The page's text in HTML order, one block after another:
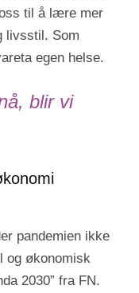
til å lære mer
livsstil. Som
egen helse.
blir vi
pandemien ikke
og økonomisk
2030” fra FN.